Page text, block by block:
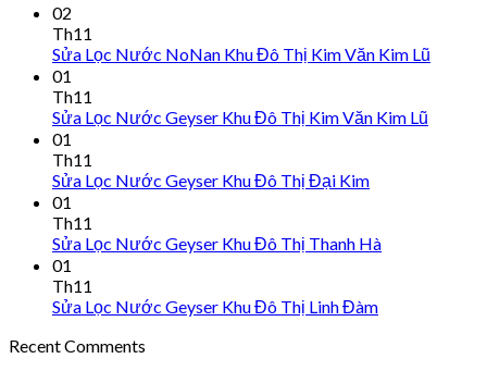
02
Th11
Sửa Lọc Nước NoNan Khu Đô Thị Kim Văn Kim Lũ
01
Th11
Sửa Lọc Nước Geyser Khu Đô Thị Kim Văn Kim Lũ
01
Th11
Sửa Lọc Nước Geyser Khu Đô Thị Đại Kim
01
Th11
Sửa Lọc Nước Geyser Khu Đô Thị Thanh Hà
01
Th11
Sửa Lọc Nước Geyser Khu Đô Thị Linh Đàm
Recent Comments